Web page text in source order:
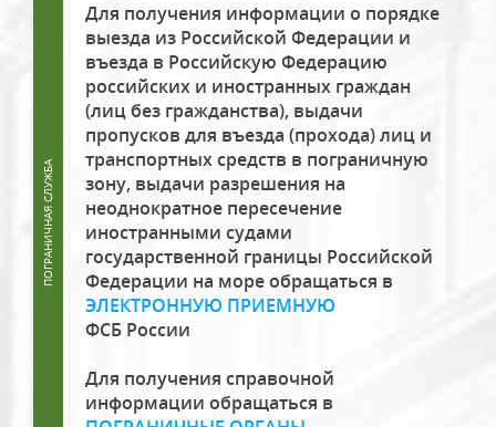
Для получения информации о порядке
выезда из Российской Федерации и
въезда в Российскую Федерацию
российских и иностранных граждан
(лиц без гражданства), выдачи
пропусков для въезда (прохода) лиц и
транспортных средств в пограничную
зону, выдачи разрешения на
неоднократное пересечение
иностранными судами
государственной границы Российской
Федерации на море обращаться в
ЭЛЕКТРОННУЮ ПРИЕМНУЮ
ФСБ России
Для получения справочной
информации обращаться в